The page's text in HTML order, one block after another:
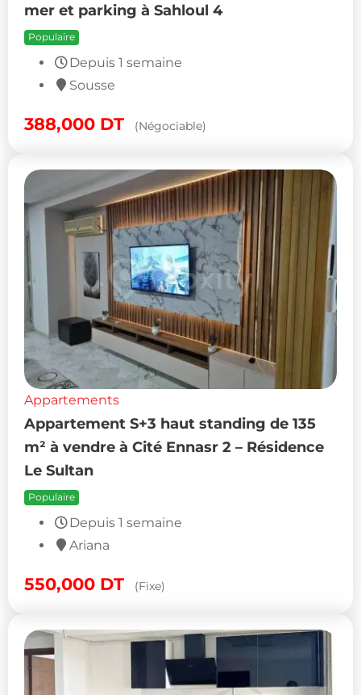
mer et parking à Sahloul 4
Populaire
Depuis 1 semaine
Sousse
388,000 DT (Négociable)
Appartements
Appartement S+3 haut standing de 135
m² à vendre à Cité Ennasr 2 – Résidence
Le Sultan
Populaire
Depuis 1 semaine
Ariana
550,000 DT (Fixe)